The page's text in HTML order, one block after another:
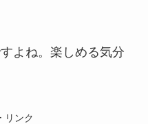
よね。楽しめる気分
リンク